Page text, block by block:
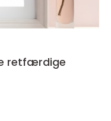
retfærdige